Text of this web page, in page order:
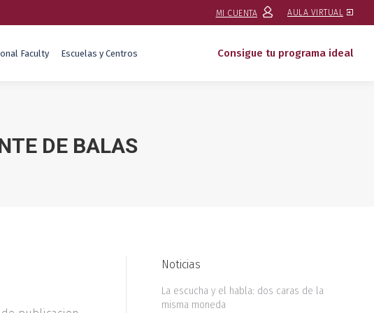
MI CUENTA AULA VIRTUAL
Faculty Escuelas y Centros Consigue tu programa ideal
DE BALAS
Noticias
La escucha y el habla: dos caras de la
misma moneda